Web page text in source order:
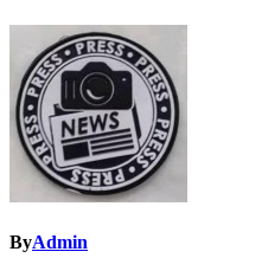
ByAdmin